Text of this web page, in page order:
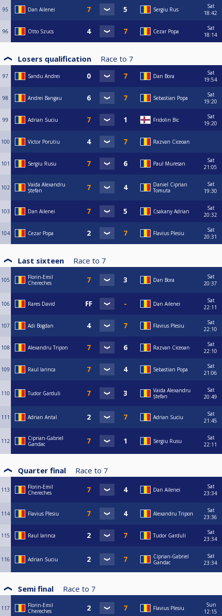
95 Dan Ailenei Sergiu Rus
Sat
18:42
96 Otto Szucs Cezar Popa
Sat
18:14
Losers qualification Race to 7
97 Sandu Andrei Dan Bora
Sat
19:54
98 Andrei Bangau Sebastian Popa
Sat
19:20
99 Adrian Suciu Fridolin Bic
Sat
19:20
100 Victor Porutiu Razvan Ciceoan
101 Sergiu Rusu Paul Muresan
Sat
21:05
102
Vaida Alexandru
Ștefan
Daniel Ciprian
Tomuta
Sat
19:30
103 Dan Ailenei Csakany Adrian
Sat
20:32
104 Cezar Popa Flavius Plesiu
Sat
20:31
Last sixteen Race to 7
105
Florin-Emil
Chereches
Dan Bora
Sat
20:37
106 Rares David Dan Ailenei
Sat
22:11
107 Adi Bogdan Flavius Plesiu
Sat
22:10
108 Alexandru Tripon Razvan Ciceoan
Sat
22:10
109 Raul Iarinca Sebastian Popa
Sat
21:06
110 Tudor Garduli
Vaida Alexandru
Ștefan
Sat
20:49
111 Adrian Antal Adrian Suciu
Sat
21:45
112
Ciprian-Gabriel
Gandac
Sergiu Rusu
Sat
22:11
Quarter final Race to 7
113
Florin-Emil
Chereches
Dan Ailenei
Sat
23:34
114 Flavius Plesiu Alexandru Tripon
Sat
23:36
115 Raul Iarinca Tudor Garduli
Sat
23:34
116 Adrian Suciu
Ciprian-Gabriel
Gandac
Sat
23:34
Semi final Race to 7
117
Florin-Emil
Chereches
Flavius Plesiu
Sun
12:15